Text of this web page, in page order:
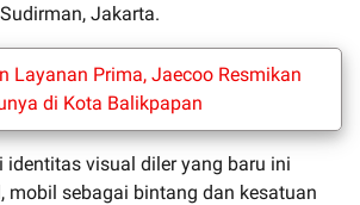
Jakarta.
Layanan Prima, Jaecoo Resmikan
di Kota Balikpapan
identitas visual diler yang baru ini
mobil sebagai bintang dan kesatuan